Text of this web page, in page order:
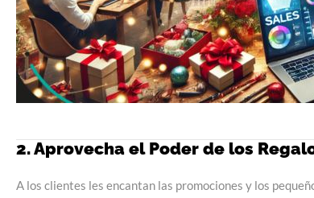
2. Aprovecha el Poder de los
A los clientes les encantan las promociones y los